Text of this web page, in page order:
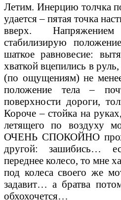
Летим. Инерцию толчка
удается – пятая точка
вверх.
стабилизирую
шаткое равновесие:
хваткой вцепились в
(по ощущениям) не
положение тела –
поверхности дороги,
Короче – стойка на
летящего по воздуху
ОЧЕНЬ СПОКОЙНО
другой: зашибись…
переднее колесо, то мне
под колеса своего же
задавит… а братва
обхохочется…